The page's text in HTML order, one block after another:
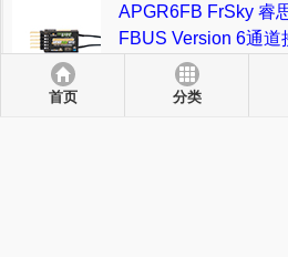
APGR6FB FrSky 睿
FBUS Version 6通道
¥349.00
APR6FB FrSky睿思
首页 分类